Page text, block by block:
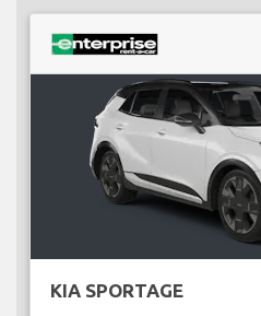
KIA SPORTAGE